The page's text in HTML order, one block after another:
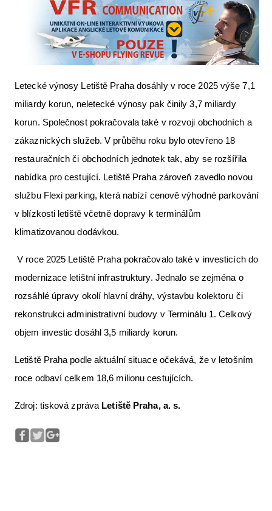
Letecké výnosy Letiště Praha dosáhly v roce 2025 výše 7,1
miliardy korun, neletecké výnosy pak činily 3,7 miliardy
korun. Společnost pokračovala také v rozvoji obchodních a
zákaznických služeb. V průběhu roku bylo otevřeno 18
restauračních či obchodních jednotek tak, aby se rozšířila
nabídka pro cestující. Letiště Praha zároveň zavedlo novou
službu Flexi parking, která nabízí cenově výhodné parkování
v blízkosti letiště včetně dopravy k terminálům
klimatizovanou dodávkou.
V roce 2025 Letiště Praha pokračovalo také v investicích do
modernizace letištní infrastruktury. Jednalo se zejména o
rozsáhlé úpravy okolí hlavní dráhy, výstavbu kolektoru či
rekonstrukci administrativní budovy v Terminálu 1. Celkový
objem investic dosáhl 3,5 miliardy korun.
Letiště Praha podle aktuální situace očekává, že v letošním
roce odbaví celkem 18,6 milionu cestujících.
Zdroj: tisková zpráva Letiště Praha, a. s.